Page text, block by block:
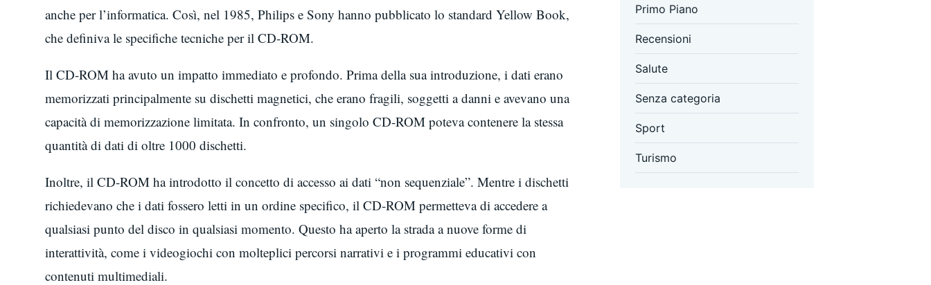
anche per l’informatica. Così, nel 1985, Philips e Sony hanno pubblicato lo standard Yellow Book,
che definiva le specifiche tecniche per il CD-ROM.
Il CD-ROM ha avuto un impatto immediato e profondo. Prima della sua introduzione, i dati erano
memorizzati principalmente su dischetti magnetici, che erano fragili, soggetti a danni e avevano una
capacità di memorizzazione limitata. In confronto, un singolo CD-ROM poteva contenere la stessa
quantità di dati di oltre 1000 dischetti.
Inoltre, il CD-ROM ha introdotto il concetto di accesso ai dati “non sequenziale”. Mentre i dischetti
richiedevano che i dati fossero letti in un ordine specifico, il CD-ROM permetteva di accedere a
qualsiasi punto del disco in qualsiasi momento. Questo ha aperto la strada a nuove forme di
interattività, come i videogiochi con molteplici percorsi narrativi e i programmi educativi con
contenuti multimediali.
Primo Piano
Recensioni
Salute
Senza categoria
Sport
Turismo